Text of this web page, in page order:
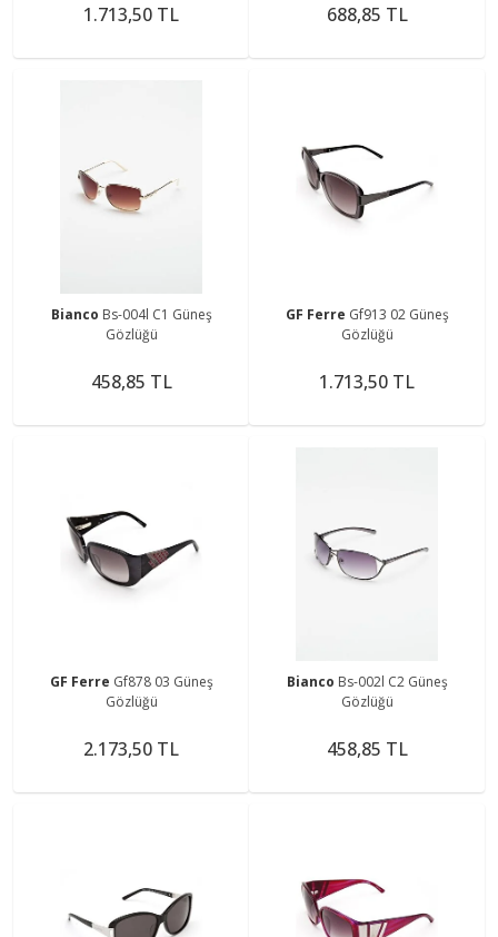
1.713,50 TL 688,85 TL
Bianco Bs-004l C1 Güneş
Gözlüğü
458,85 TL
GF Ferre Gf913 02 Güneş
Gözlüğü
1.713,50 TL
GF Ferre Gf878 03 Güneş
Gözlüğü
2.173,50 TL
Bianco Bs-002l C2 Güneş
Gözlüğü
458,85 TL